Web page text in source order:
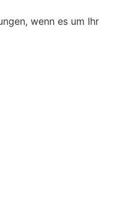
wenn es um Ihr